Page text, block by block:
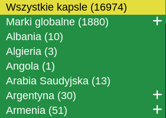
Wszystkie kapsle (16974)
Marki globalne (1880)
Albania (10)
Algieria (3)
Angola (1)
Arabia Saudyjska (13)
Argentyna (30)
Armenia (51)